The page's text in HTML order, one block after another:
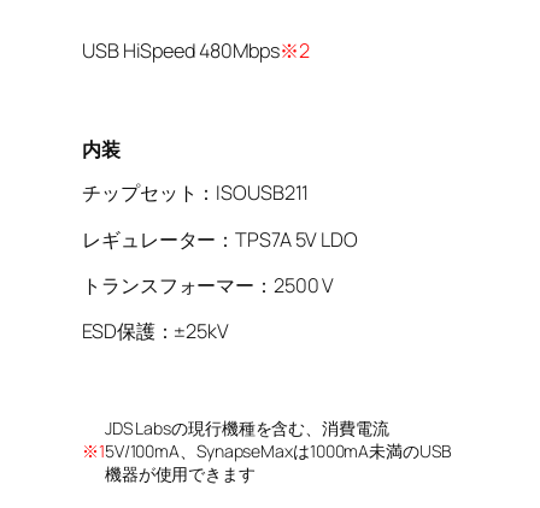
USB HiSpeed 480Mbps※2
内装
チップセット：ISOUSB211
レギュレーター：TPS7A 5V LDO
トランスフォーマー：2500 V
ESD保護：±25kV
※1
JDS Labsの現行機種を含む、消費電流
5V/100mA、SynapseMaxは1000mA未満のUSB
機器が使用できます